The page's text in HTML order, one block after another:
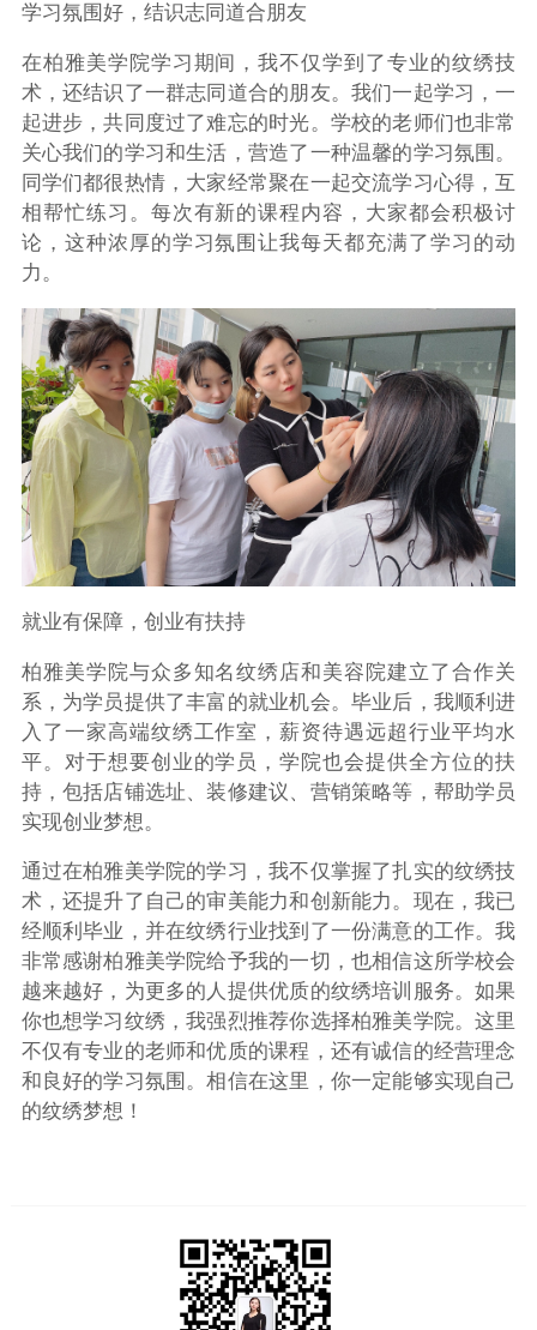
学习氛围好，结识志同道合朋友
在柏雅美学院学习期间，我不仅学到了专业的纹绣技
术，还结识了一群志同道合的朋友。我们一起学习，一
起进步，共同度过了难忘的时光。学校的老师们也非常
关心我们的学习和生活，营造了一种温馨的学习氛围。
同学们都很热情，大家经常聚在一起交流学习心得，互
相帮忙练习。每次有新的课程内容，大家都会积极讨
论，这种浓厚的学习氛围让我每天都充满了学习的动
力。
就业有保障，创业有扶持
柏雅美学院与众多知名纹绣店和美容院建立了合作关
系，为学员提供了丰富的就业机会。毕业后，我顺利进
入了一家高端纹绣工作室，薪资待遇远超行业平均水
平。对于想要创业的学员，学院也会提供全方位的扶
持，包括店铺选址、装修建议、营销策略等，帮助学员
实现创业梦想。
通过在柏雅美学院的学习，我不仅掌握了扎实的纹绣技
术，还提升了自己的审美能力和创新能力。现在，我已
经顺利毕业，并在纹绣行业找到了一份满意的工作。我
非常感谢柏雅美学院给予我的一切，也相信这所学校会
越来越好，为更多的人提供优质的纹绣培训服务。如果
你也想学习纹绣，我强烈推荐你选择柏雅美学院。这里
不仅有专业的老师和优质的课程，还有诚信的经营理念
和良好的学习氛围。相信在这里，你一定能够实现自己
的纹绣梦想！